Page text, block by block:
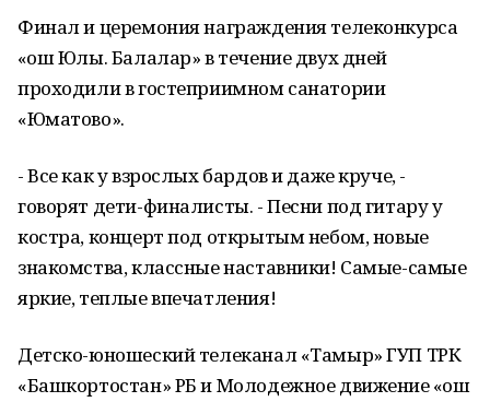
Финал и церемония награждения телеконкурса
«Ҡош Юлы. Балалар» в течение двух дней
проходили в гостеприимном санатории
«Юматово».
- Все как у взрослых бардов и даже круче, -
говорят дети-финалисты. - Песни под гитару у
костра, концерт под открытым небом, новые
знакомства, классные наставники! Самые-самые
яркие, теплые впечатления!
Детско-юношеский телеканал «Тамыр» ГУП ТРК
«Башкортостан» РБ и Молодежное движение «Ҡош